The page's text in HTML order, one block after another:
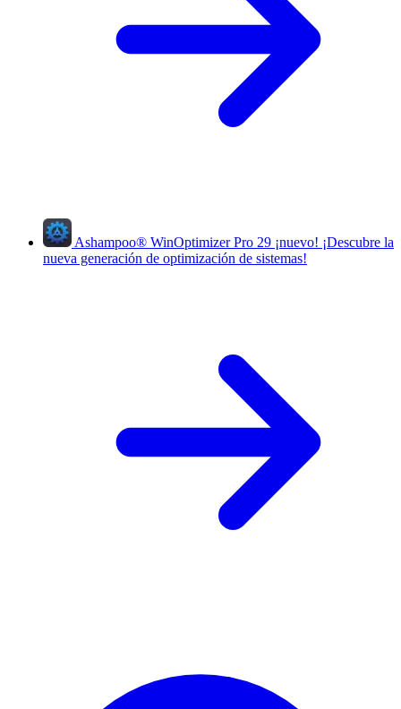
Ashampoo® WinOptimizer Pro 29 ¡nuevo! ¡Descubre la
nueva generación de optimización de sistemas!